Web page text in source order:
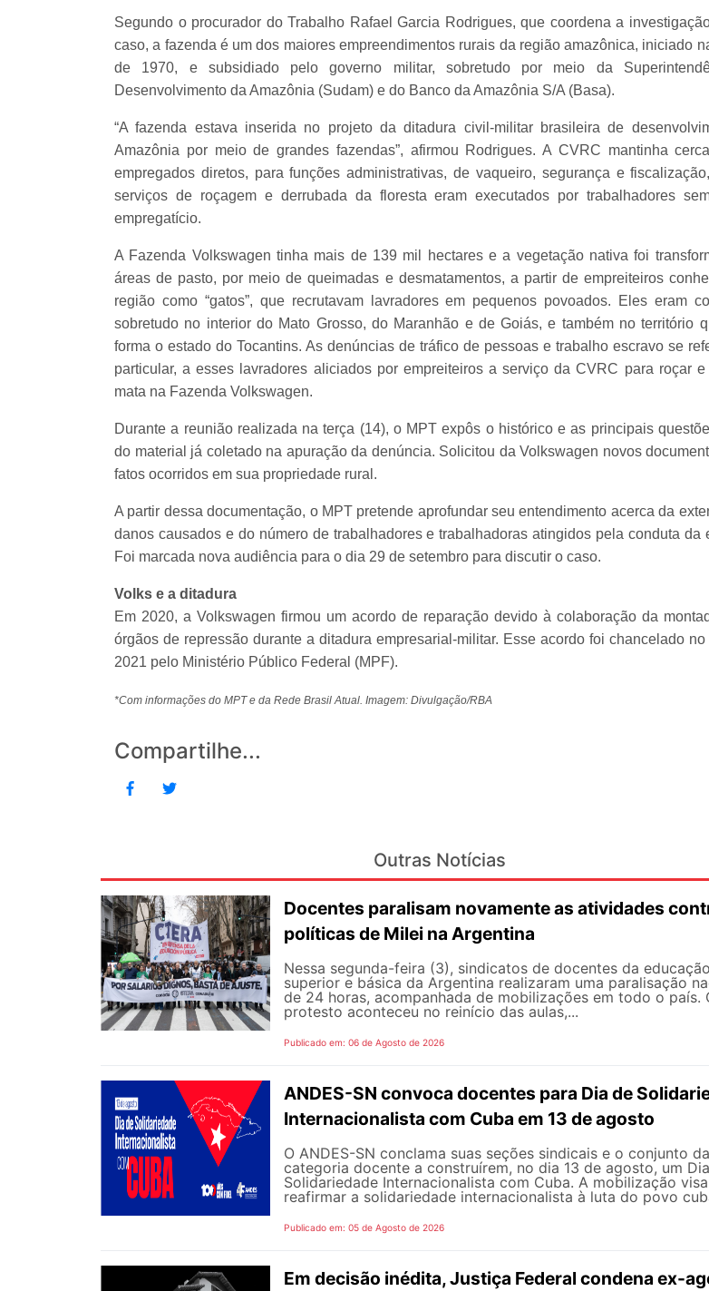
Segundo o procurador do Trabalho Rafael Garcia Rodrigues, que coordena a
caso, a fazenda é um dos maiores empreendimentos rurais da região amazônica, iniciado
de 1970, e subsidiado pelo governo militar, sobretudo por meio da
Desenvolvimento da Amazônia (Sudam) e do Banco da Amazônia S/A (Basa).
“A fazenda estava inserida no projeto da ditadura civil-militar brasileira de
Amazônia por meio de grandes fazendas”, afirmou Rodrigues. A CVRC mantinha
empregados diretos, para funções administrativas, de vaqueiro, segurança e
serviços de roçagem e derrubada da floresta eram executados por trabalhadores
empregatício.
A Fazenda Volkswagen tinha mais de 139 mil hectares e a vegetação nativa foi
áreas de pasto, por meio de queimadas e desmatamentos, a partir de empreiteiros
região como “gatos”, que recrutavam lavradores em pequenos povoados. Eles eram
sobretudo no interior do Mato Grosso, do Maranhão e de Goiás, e também no território
forma o estado do Tocantins. As denúncias de tráfico de pessoas e trabalho escravo se
particular, a esses lavradores aliciados por empreiteiros a serviço da CVRC para roçar e
mata na Fazenda Volkswagen.
Durante a reunião realizada na terça (14), o MPT expôs o histórico e as principais
do material já coletado na apuração da denúncia. Solicitou da Volkswagen novos
fatos ocorridos em sua propriedade rural.
A partir dessa documentação, o MPT pretende aprofundar seu entendimento acerca da
danos causados e do número de trabalhadores e trabalhadoras atingidos pela conduta da
Foi marcada nova audiência para o dia 29 de setembro para discutir o caso.
Volks e a ditadura
Em 2020, a Volkswagen firmou um acordo de reparação devido à colaboração da
órgãos de repressão durante a ditadura empresarial-militar. Esse acordo foi chancelado
2021 pelo Ministério Público Federal (MPF).
*Com informações do MPT e da Rede Brasil Atual. Imagem: Divulgação/RBA
Compartilhe...
Outras Notícias
Docentes paralisam novamente as atividades
políticas de Milei na Argentina
Nessa segunda-feira (3), sindicatos de docentes da educação
superior e básica da Argentina realizaram uma paralisação
de 24 horas, acompanhada de mobilizações em todo o país.
protesto aconteceu no reinício das aulas,...
Publicado em: 06 de Agosto de 2026
ANDES-SN convoca docentes para Dia de
Internacionalista com Cuba em 13 de agosto
O ANDES-SN conclama suas seções sindicais e o conjunto da
categoria docente a construírem, no dia 13 de agosto, um
Solidariedade Internacionalista com Cuba. A mobilização visa
reafirmar a solidariedade internacionalista à luta do povo
Publicado em: 05 de Agosto de 2026
Em decisão inédita, Justiça Federal condena ex-